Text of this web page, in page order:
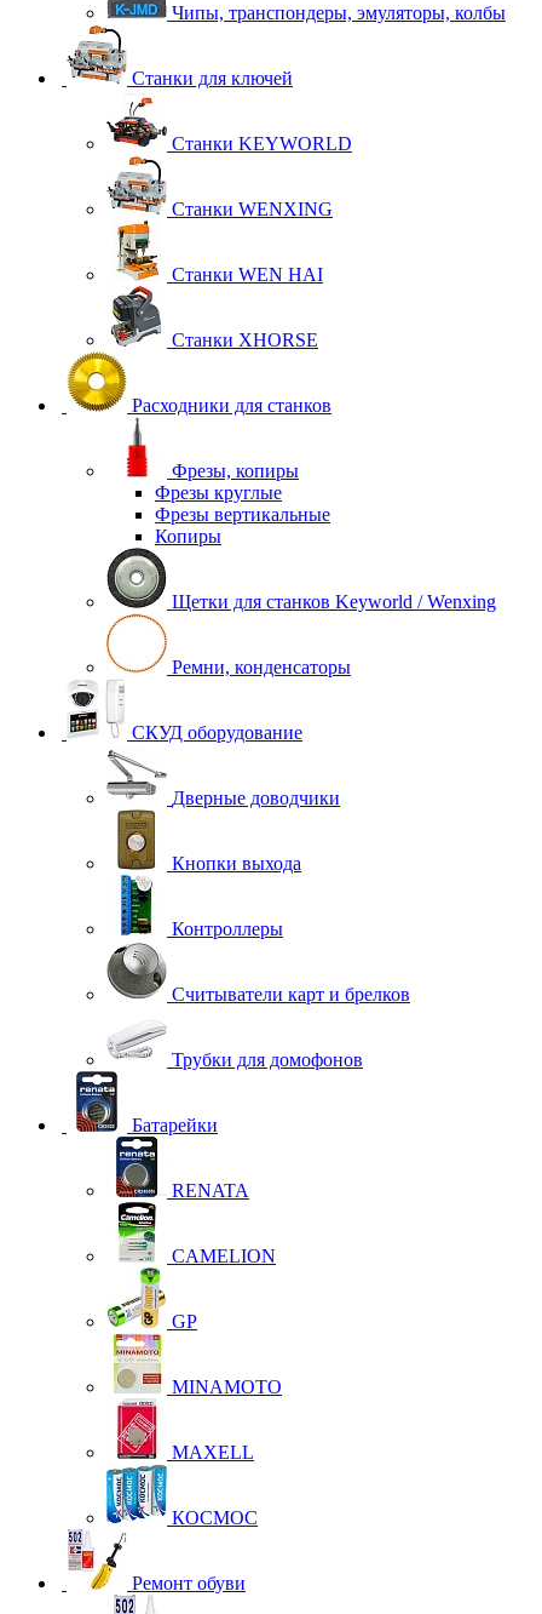
Чипы, транспондеры, эмуляторы, колбы
Станки для ключей
Станки KEYWORLD
Станки WENXING
Станки WEN HAI
Станки XHORSE
Расходники для станков
Фрезы, копиры
Фрезы круглые
Фрезы вертикальные
Копиры
Щетки для станков Keyworld / Wenxing
Ремни, конденсаторы
СКУД оборудование
Дверные доводчики
Кнопки выхода
Контроллеры
Считыватели карт и брелков
Трубки для домофонов
Батарейки
RENATA
CAMELION
GP
MINAMOTO
MAXELL
КОСМОС
Ремонт обуви